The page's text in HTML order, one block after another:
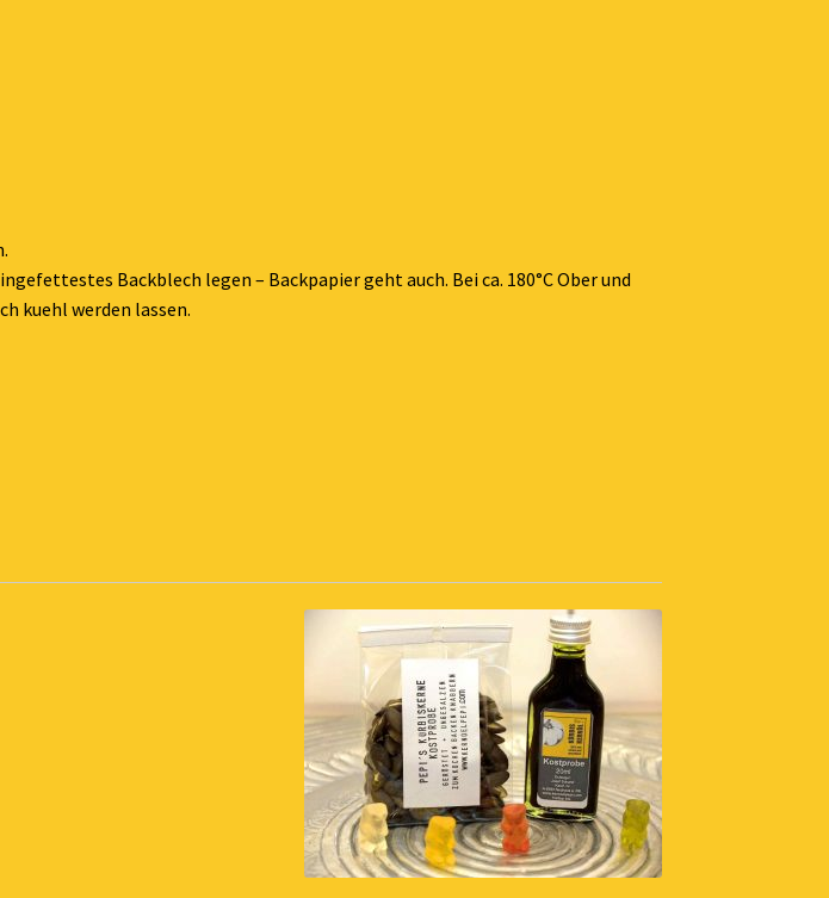
Backblech legen – Backpapier geht auch. Bei ca. 180°C Ober und
kuehl werden lassen.